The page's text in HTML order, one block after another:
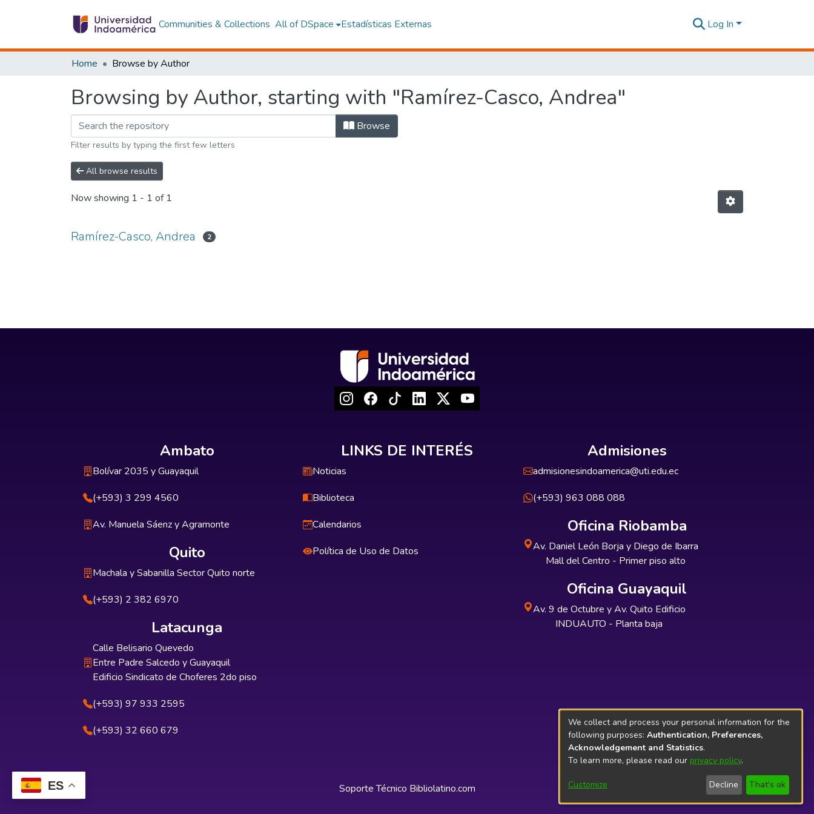
ES
Communities & Collections All of DSpace Estadísticas Externas Log In
Home Browse by Author
Browsing by Author, starting with "Ramírez-Casco, Andrea"
Browse
Filter results by typing the first few letters
All browse results
Now showing 1 - 1 of 1
Ramírez-Casco, Andrea 2
Ambato
Bolívar 2035 y Guayaquil
(+593) 3 299 4560
Av. Manuela Sáenz y Agramonte
Quito
Machala y Sabanilla Sector Quito norte
(+593) 2 382 6970
Latacunga
Calle Belisario Quevedo
Entre Padre Salcedo y Guayaquil
Edificio Sindicato de Choferes 2do piso
(+593) 97 933 2595
(+593) 32 660 679
LINKS DE INTERÉS
Noticias
Biblioteca
Calendarios
Política de Uso de Datos
Admisiones
admisionesindoamerica@uti.edu.ec
(+593) 963 088 088
Oficina Riobamba
Av. Daniel León Borja y Diego de Ibarra
Mall del Centro - Primer piso alto
Oficina Guayaquil
Av. 9 de Octubre y Av. Quito Edificio
INDUAUTO - Planta baja
Soporte Técnico Bibliolatino.com
We collect and process your personal information for the
following purposes: Authentication, Preferences,
Acknowledgement and Statistics.
To learn more, please read our privacy policy.
Customize Decline That's ok